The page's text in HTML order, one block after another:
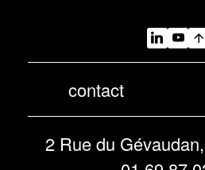
contact
2 Rue du